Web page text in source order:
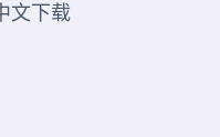
文下载